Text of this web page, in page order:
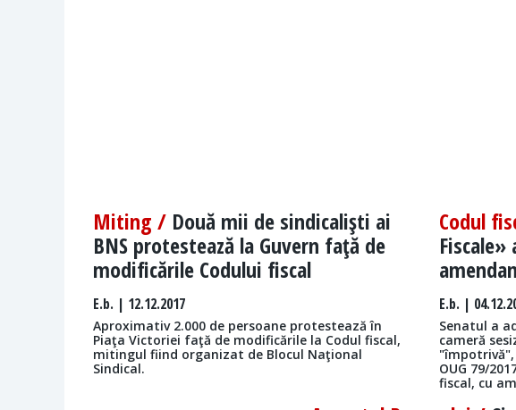
Miting / Două mii de sindicalişti ai
BNS protestează la Guvern faţă de
modificările Codului fiscal
E.b. | 12.12.2017
Aproximativ 2.000 de persoane protestează în
Piaţa Victoriei faţă de modificările la Codul fiscal,
mitingul fiind organizat de Blocul Naţional
Sindical.
Codul
E.b. |
Senatul a
cameră
OUG 79/
fiscal, cu